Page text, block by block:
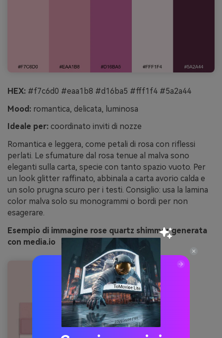
HEX: #f7c6d0 #eaa1b8 #d16ba5 #fff1f4 #5a2a44
Mood: romantica, delicata, luminosa
Ideale per: coordinato inviti di nozze
Romantica e leggera, come petali di rosa con riflessi
perlati. Le sfumature dal rosa tenue al malva sono
eleganti sulla carta, specie con tanto spazio vuoto. Per
un look glitter raffinato, abbinala a carta avorio calda e
un solo prugna scuro per i testi. Consiglio: usa la lamina
color malva solo su monogrammi o bordi per non
esagerare.
Esempio di immagine rose quartz shimmer generata
con media.io